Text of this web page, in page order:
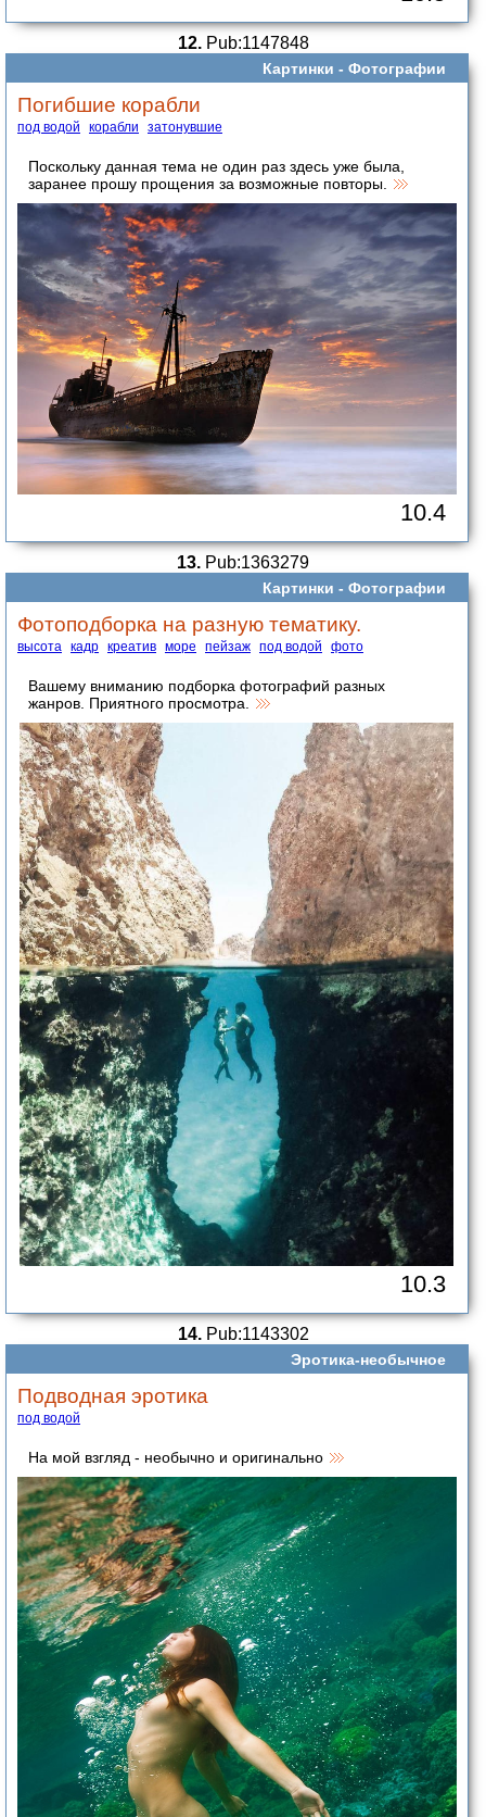
12.Pub:1147848
Картинки - Фотографии
Погибшие корабли
под водой корабли затонувшие
Поскольку данная тема не один раз здесь уже была,
заранее прошу прощения за возможные повторы.
10.4
13. Pub:1363279
Картинки - Фотографии
Фотоподборка на разную тематику.
высота кадр креатив море пейзаж под водой фото
Вашему вниманию подборка фотографий разных
жанров. Приятного просмотра.
10.3
14.Pub:1143302
Эротика-необычное
Подводная эротика
под водой
На мой взгляд - необычно и оригинально